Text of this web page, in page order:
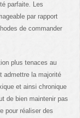
parfaite. Les
par rapport
de commander
plus tenaces au
admettre la majorité
et ainsi chronique
de bien maintenir pas
pour réaliser des